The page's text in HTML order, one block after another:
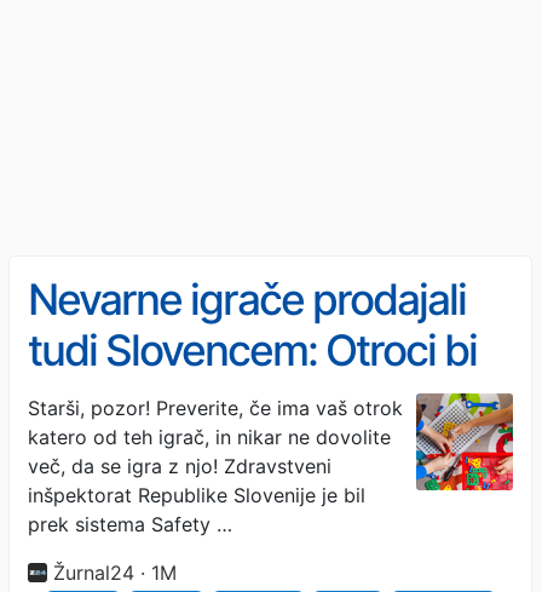
Nevarne igrače prodajali
tudi Slovencem: Otroci bi
se lahko zadušili
Starši, pozor! Preverite, če ima vaš otrok
katero od teh igrač, in nikar ne dovolite
več, da se igra z njo! Zdravstveni
inšpektorat Republike Slovenije je bil
prek sistema Safety …
Žurnal24 · 1M